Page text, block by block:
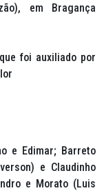
em Bragança
foi auxiliado por
e Edimar; Barreto
e Claudinho
e Morato (Luis